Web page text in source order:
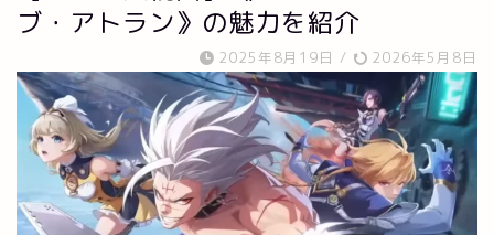
ブ・アトラン》の魅力を紹介
2025年8月19日 / 2026年5月8日